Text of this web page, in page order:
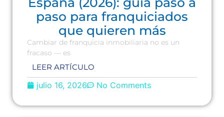
paso para franquiciados
que quieren más
Cambiar de franquicia inmobiliaria no es un
fracaso — es
LEER ARTÍCULO
julio 16, 2026 No Comments